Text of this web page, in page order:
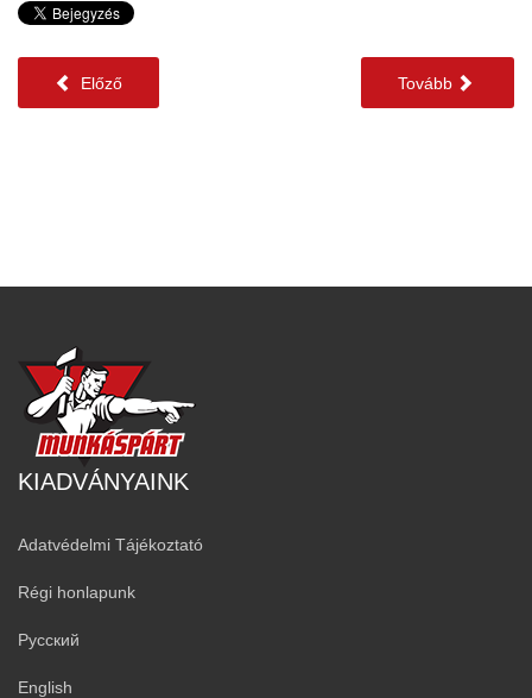
Előző Tovább
KIADVÁNYAINK
Adatvédelmi Tájékoztató
Régi honlapunk
Русский
English